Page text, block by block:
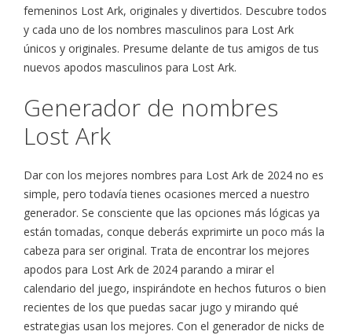
femeninos Lost Ark, originales y divertidos. Descubre todos
y cada uno de los nombres masculinos para Lost Ark
únicos y originales. Presume delante de tus amigos de tus
nuevos apodos masculinos para Lost Ark.
Generador de nombres
Lost Ark
Dar con los mejores nombres para Lost Ark de 2024 no es
simple, pero todavía tienes ocasiones merced a nuestro
generador. Se consciente que las opciones más lógicas ya
están tomadas, conque deberás exprimirte un poco más la
cabeza para ser original. Trata de encontrar los mejores
apodos para Lost Ark de 2024 parando a mirar el
calendario del juego, inspirándote en hechos futuros o bien
recientes de los que puedas sacar jugo y mirando qué
estrategias usan los mejores. Con el generador de nicks de